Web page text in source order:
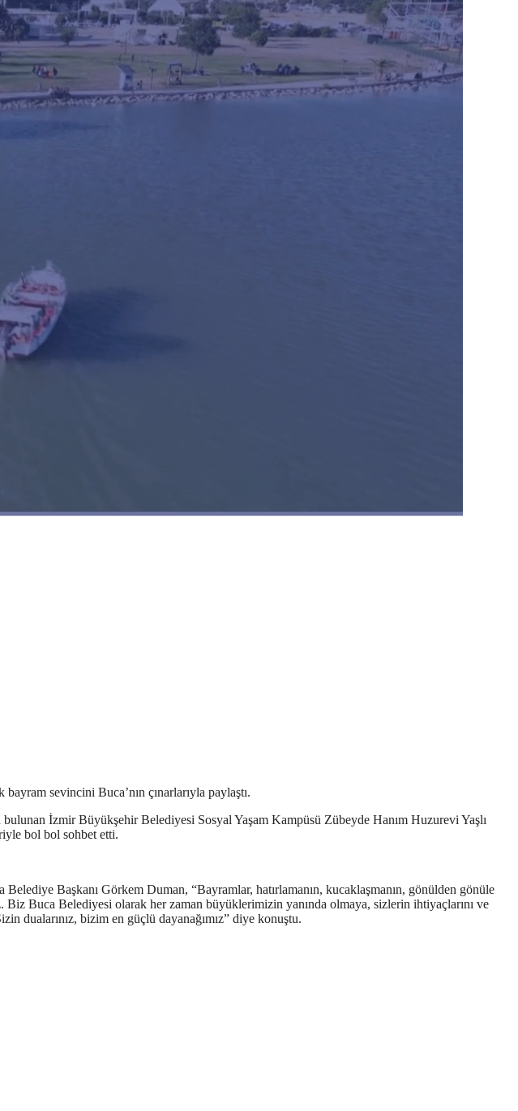
sevincini Buca’nın çınarlarıyla paylaştı.
İzmir Büyükşehir Belediyesi Sosyal Yaşam Kampüsü Zübeyde Hanım Huzurevi Yaşlı
bol bol sohbet etti.
Başkanı Görkem Duman, “Bayramlar, hatırlamanın, kucaklaşmanın, gönülden gönüle
Buca Belediyesi olarak her zaman büyüklerimizin yanında olmaya, sizlerin ihtiyaçlarını ve
dualarınız, bizim en güçlü dayanağımız” diye konuştu.